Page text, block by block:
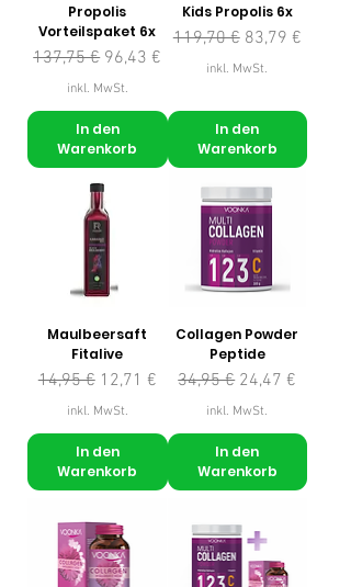
Propolis
Vorteilspaket 6x
Standardpreis
137,75 € Sale-Preis
96,43 €
inkl. MwSt.
In den
Warenkorb
Kids Propolis 6x
Standardpreis
119,70 € Sale-Preis
83,79 €
inkl. MwSt.
In den
Warenkorb
Maulbeersaft
Fitalive
Standardpreis
14,95 € Sale-Preis
12,71 €
inkl. MwSt.
In den
Warenkorb
Collagen Powder
Peptide
Standardpreis
34,95 € Sale-Preis
24,47 €
inkl. MwSt.
In den
Warenkorb